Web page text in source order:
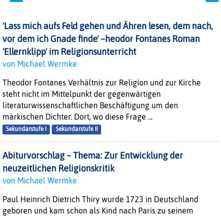
'Lass mich aufs Feld gehen und Ähren lesen, dem nach,
vor dem ich Gnade finde' –heodor Fontanes Roman
'Ellernklipp' im Religionsunterricht
von Michael Wermke
Theodor Fontanes Verhältnis zur Religion und zur Kirche
steht nicht im Mittelpunkt der gegenwärtigen
literaturwissenschaftlichen Beschäftigung um den
märkischen Dichter. Dort, wo diese Frage ...
Sekundarstufe I Sekundarstufe II
Abiturvorschlag – Thema: Zur Entwicklung der
neuzeitlichen Religionskritik
von Michael Wermke
Paul Heinrich Dietrich Thiry wurde 1723 in Deutschland
geboren und kam schon als Kind nach Paris zu seinem